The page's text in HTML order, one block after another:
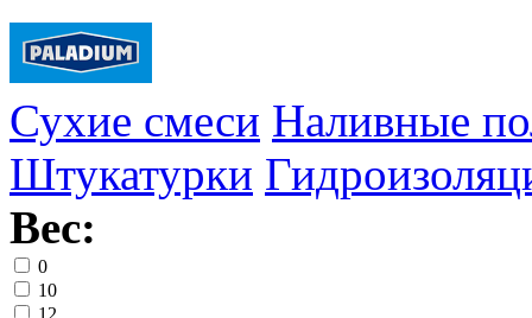
Сухие смеси Наливные
Штукатурки
Вес:
0
10